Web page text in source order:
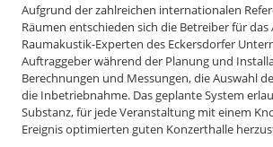
Aufgrund der zahlreichen internationalen
Räumen entschieden sich die Betreiber für
Raumakustik-Experten des Eckersdorfer
Auftraggeber während der Planung und
Berechnungen und Messungen, die Auswahl
die Inbetriebnahme. Das geplante System
Substanz, für jede Veranstaltung mit einem
Ereignis optimierten guten Konzerthalle